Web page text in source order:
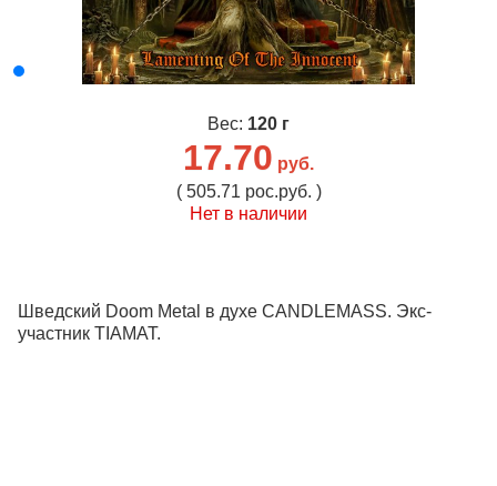
Вес: 120 г
17.70 руб.
( 505.71 рос.руб. )
Нет в наличии
Шведский Doom Metal в духе CANDLEMASS. Экс-
участник TIAMAT.